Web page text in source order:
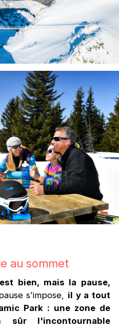
au sommet
bien, mais la pause,
s'impose, il y a tout
Park : une zone de
sûr l'incontournable